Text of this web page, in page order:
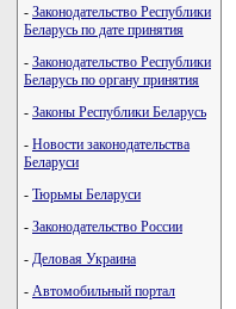
- Законодательство Республики
Беларусь по дате принятия
- Законодательство Республики
Беларусь по органу принятия
- Законы Республики Беларусь
- Новости законодательства
Беларуси
- Тюрьмы Беларуси
- Законодательство России
- Деловая Украина
- Автомобильный портал